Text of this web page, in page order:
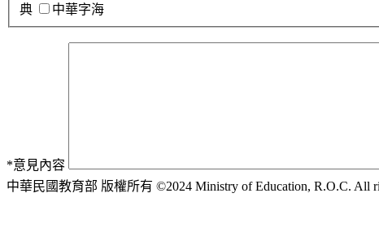
典
中華字海
*意見內容
中華民國教育部 版權所有 ©2024 Ministry of Education, R.O.C. All